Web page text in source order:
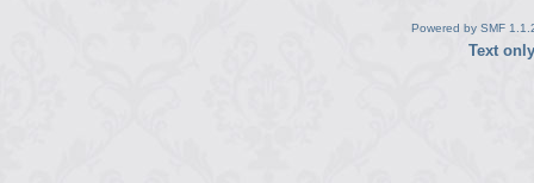
Powered by SMF
Text